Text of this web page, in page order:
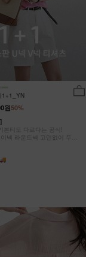
1+1_YN
50%
원
본티도 다르다는 공식!
넥 라운드넥 고민없이 두장